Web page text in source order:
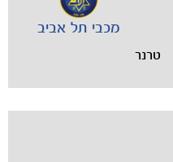
מכבי תל אביב
טרנר